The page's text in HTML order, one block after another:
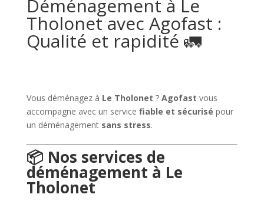
Déménagement à Le
Tholonet avec Agofast :
Qualité et rapidité 🚛
Vous déménagez à Le Tholonet ? Agofast vous
accompagne avec un service fiable et sécurisé pour
un déménagement sans stress.
📦 Nos services de
déménagement à Le
Tholonet